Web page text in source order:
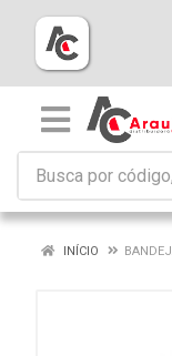
INÍCIO